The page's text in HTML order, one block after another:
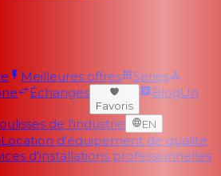
Meilleures offres
Séries
Échanges
Favoris
BlogUn
de l'industrie EN
Location d'équipement de qualité
d'installations professionnelles